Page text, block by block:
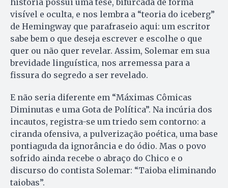
visível e oculta, e nos lembra a “teoria do iceberg”
de Hemingway que parafraseio aqui: um escritor
sabe bem o que deseja escrever e escolhe o que
quer ou não quer revelar. Assim, Solemar em sua
brevidade linguística, nos arremessa para a
fissura do segredo a ser revelado.
E não seria diferente em “Máximas Cômicas
Diminutas e uma Gota de Política”. Na incúria dos
incautos, registra-se um triedo sem contorno: a
ciranda ofensiva, a pulverização poética, uma base
pontiaguda da ignorância e do ódio. Mas o povo
sofrido ainda recebe o abraço do Chico e o
discurso do contista Solemar: “Taioba eliminando
taiobas”.